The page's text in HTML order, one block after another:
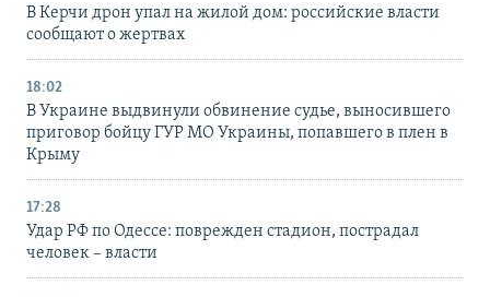
В Керчи дрон упал на жилой дом: российские власти
сообщают о жертвах
18:02
В Украине выдвинули обвинение судье, выносившего
приговор бойцу ГУР МО Украины, попавшего в плен в
Крыму
17:28
Удар РФ по Одессе: поврежден стадион, пострадал
человек – власти